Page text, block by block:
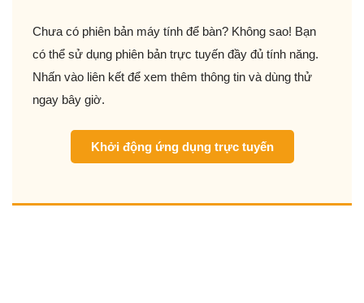
Chưa có phiên bản máy tính để bàn? Không sao! Bạn
có thể sử dụng phiên bản trực tuyến đầy đủ tính năng.
Nhấn vào liên kết để xem thêm thông tin và dùng thử
ngay bây giờ.
Khởi động ứng dụng trực tuyến